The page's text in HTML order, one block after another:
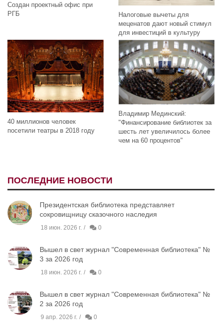
Создан проектный офис при
РГБ
Налоговые вычеты для
меценатов дают новый стимул
для инвестиций в культуру
40 миллионов человек
посетили театры в 2018 году
Владимир Мединский:
"Финансирование библиотек за
шесть лет увеличилось более
чем на 60 процентов"
ПОСЛЕДНИЕ НОВОСТИ
Президентская библиотека представляет
сокровищницу сказочного наследия
18 июн. 2026 г. 0
Вышел в свет журнал "Современная библиотека" №
3 за 2026 год
18 июн. 2026 г. 0
Вышел в свет журнал "Современная библиотека" №
2 за 2026 год
9 апр. 2026 г. 0